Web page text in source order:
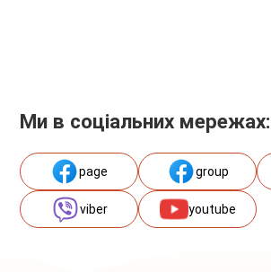
Ми в соціальних мережах:
page group
viber youtube